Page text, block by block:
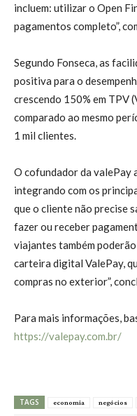
incluem: utilizar o Open
pagamentos completo”,
Segundo Fonseca, as
positiva para o
crescendo 150% em TPV
comparado ao mesmo
1 mil clientes.
O cofundador da valePay
integrando com os
que o cliente não precise
fazer ou receber
viajantes também
carteira digital ValePay,
compras no exterior”,
Para mais informações,
https://valepay.com.br/
TAGS economia negócios